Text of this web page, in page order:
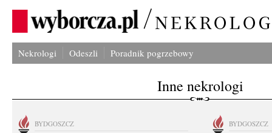
Nekrologi Odeszli Poradnik pogrzebowy
Inne nekrologi
BYDGOSZCZ BYDGOSZCZ